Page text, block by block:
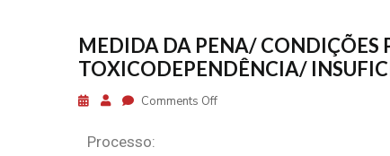
MEDIDA DA PENA/ CONDIÇÕES
TOXICODEPENDÊNCIA/
Comments Off
Processo: